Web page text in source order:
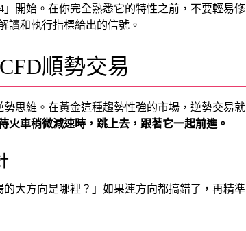
」開始。在你完全熟悉它的特性之前，不要輕易修
讀和執行指標給出的信號。
順勢交易
思維。在黃金這種趨勢性強的市場，逆勢交易就
火車稍微減速時，跳上去，跟著它一起前進。
大方向是哪裡？」如果連方向都搞錯了，再精準